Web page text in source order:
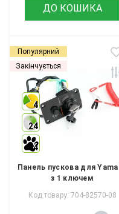
ДО КОШИКА
Популярний
Закінчується
4
24
4
Панель пускова для
з 1 ключем
Код товару: 704-82570-08